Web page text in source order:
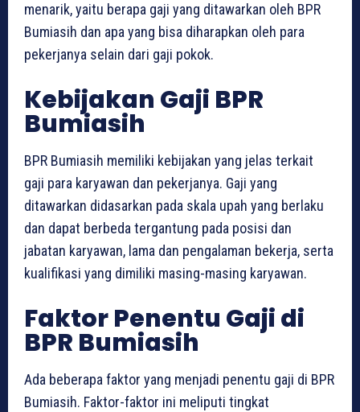
menarik, yaitu berapa gaji yang ditawarkan oleh BPR
Bumiasih dan apa yang bisa diharapkan oleh para
pekerjanya selain dari gaji pokok.
Kebijakan Gaji BPR
Bumiasih
BPR Bumiasih memiliki kebijakan yang jelas terkait
gaji para karyawan dan pekerjanya. Gaji yang
ditawarkan didasarkan pada skala upah yang berlaku
dan dapat berbeda tergantung pada posisi dan
jabatan karyawan, lama dan pengalaman bekerja, serta
kualifikasi yang dimiliki masing-masing karyawan.
Faktor Penentu Gaji di
BPR Bumiasih
Ada beberapa faktor yang menjadi penentu gaji di BPR
Bumiasih. Faktor-faktor ini meliputi tingkat